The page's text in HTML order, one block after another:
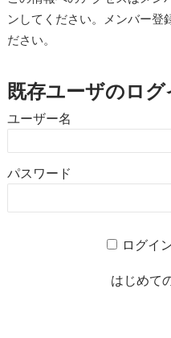
ンしてください。メンバー登
ださい。
既存ユーザのログ
ユーザー名
パスワード
ログイ
はじめて